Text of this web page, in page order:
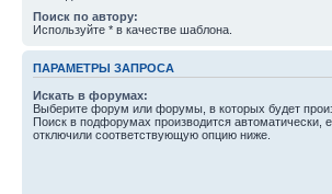
Поиск по автору:
Используйте * в качестве шаблона.
ПАРАМЕТРЫ ЗАПРОСА
Искать в форумах:
Выберите форум или форумы, в которых будет
Поиск в подфорумах производится автоматически,
отключили соответствующую опцию ниже.